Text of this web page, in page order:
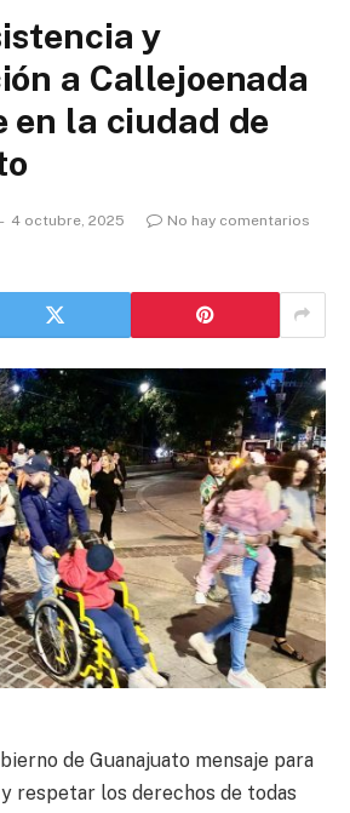
y
a Callejoenada
en la ciudad de
4 octubre, 2025
No hay comentarios
de Guanajuato mensaje para
respetar los derechos de todas